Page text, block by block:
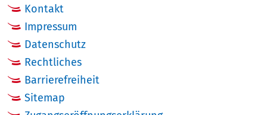
Kontakt
Impressum
Datenschutz
Rechtliches
Barrierefreiheit
Sitemap